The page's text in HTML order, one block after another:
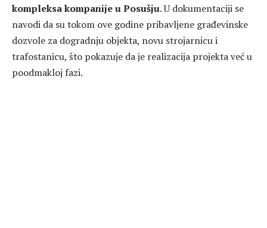
kompleksa kompanije u Posušju. U dokumentaciji se
navodi da su tokom ove godine pribavljene građevinske
dozvole za dogradnju objekta, novu strojarnicu i
trafostanicu, što pokazuje da je realizacija projekta već u
poodmakloj fazi.